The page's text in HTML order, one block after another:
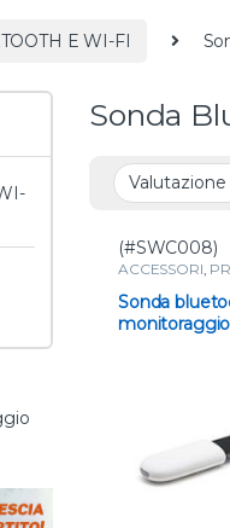
E WI-FI
Sonda
(#SWC008)
ACCESSORI
BLUETOOTH E
SENSORI,
per
STRUMENTI DI
Sonda